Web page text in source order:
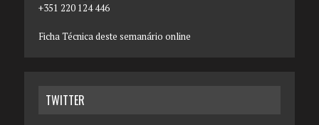
+351 220 124 446
Ficha Técnica deste semanário online
TWITTER